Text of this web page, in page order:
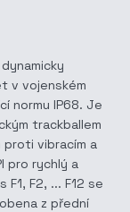
v vojenském
normu IP68. Je
trackballem
proti vibracím a
pro rychlý a
F2, ... F12 se
z přední